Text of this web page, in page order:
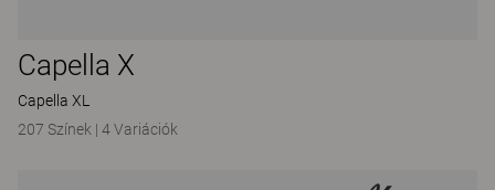
Capella X
Capella XL
207 Színek | 4 Variációk